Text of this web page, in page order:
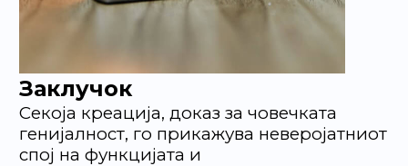
Заклучок
Секоја креација, доказ за човечката
генијалност, го прикажува неверојатниот
спој на функцијата и